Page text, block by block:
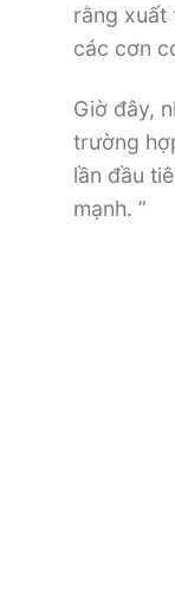
rằng xuất
các cơn
Giờ đây,
trường
lần đầu
mạnh. ”